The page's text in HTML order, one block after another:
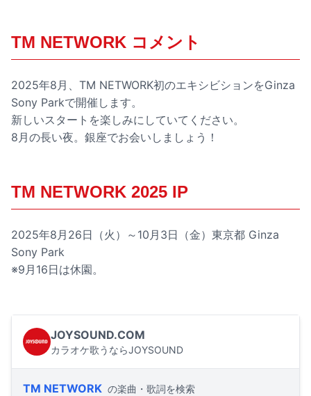
TM NETWORK コメント
2025年8月、TM NETWORK初のエキシビションをGinza
Sony Parkで開催します。
新しいスタートを楽しみにしていてください。
8月の長い夜。銀座でお会いしましょう！
TM NETWORK 2025 IP
2025年8月26日（火）～10月3日（金）東京都 Ginza
Sony Park
※9月16日は休園。
JOYSOUND.COM
カラオケ歌うならJOYSOUND
TM NETWORK の楽曲・歌詞を検索